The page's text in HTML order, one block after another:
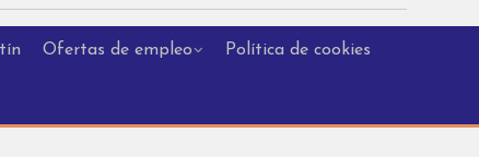
Ofertas de empleo Política de cookies